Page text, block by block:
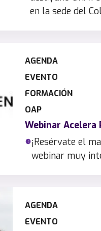
en la sede del
AGENDA
EVENTO
FORMACIÓN
OAP
Webinar Acelera
¡Resérvate el
webinar muy
AGENDA
EVENTO